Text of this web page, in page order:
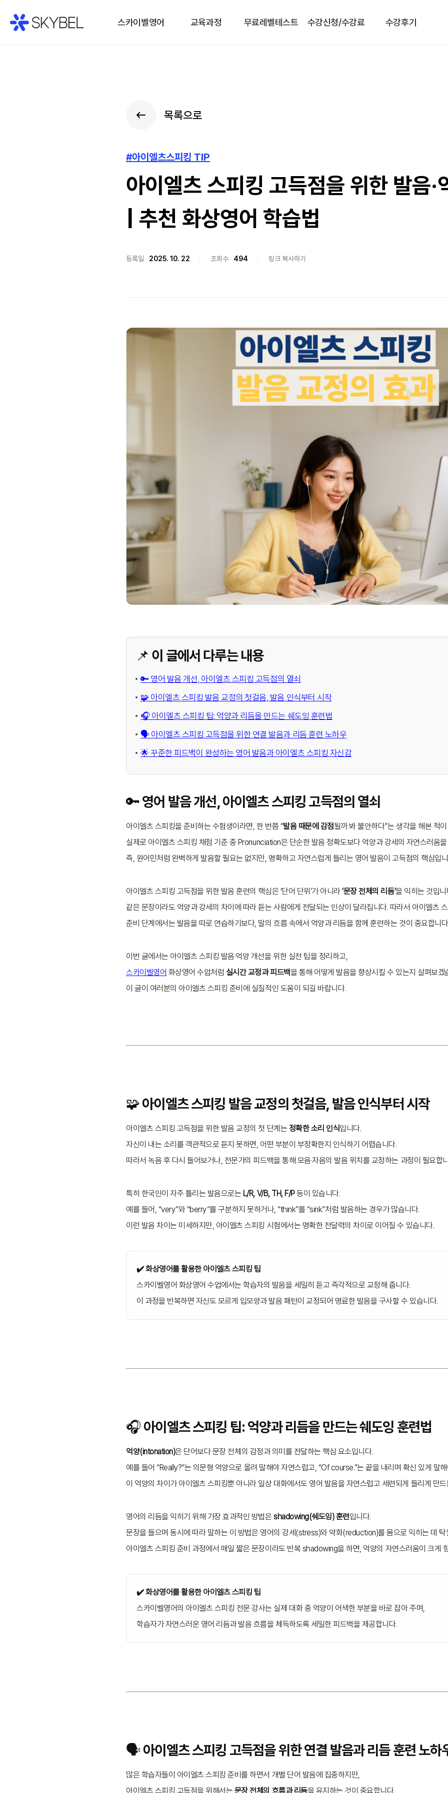
스카이벨영어 교육과정 무료레벨테스트 수강신청/수강료 수강후기
목록으로
#아이엘츠스피킹 TIP
아이엘츠 스피킹 고득점을 위한 발음·
| 추천 화상영어 학습법
등록일 2025. 10. 22 조회수 494 링크 복사하기
📌 이 글에서 다루는 내용
🔑 영어 발음 개선, 아이엘츠 스피킹 고득점의 열쇠
🧩 아이엘츠 스피킹 발음 교정의 첫걸음, 발음 인식부터 시작
🎧 아이엘츠 스피킹 팁: 억양과 리듬을 만드는 쉐도잉 훈련법
🗣️ 아이엘츠 스피킹 고득점을 위한 연결 발음과 리듬 훈련 노하우
🌟 꾸준한 피드백이 완성하는 영어 발음과 아이엘츠 스피킹 자신감
🔑 영어 발음 개선, 아이엘츠 스피킹 고득점의 열쇠
아이엘츠 스피킹을 준비하는 수험생이라면, 한 번쯤 “발음 때문에 감점 될까 봐 불안하다”는 생각을 해본 적
실제로 아이엘츠 스피킹 채점 기준 중 Pronunciation은 단순한 발음 정확도보다 억양과 강세의 자연스러움
즉, 원어민처럼 완벽하게 발음할 필요는 없지만, 명확하고 자연스럽게 들리는 영어 발음이 고득점의 핵심입
아이엘츠 스피킹 고득점을 위한 발음 훈련의 핵심은 ‘단어 단위’가 아니라‘문장 전체의 리듬’을 익히는 것입니
같은 문장이라도 억양과 강세의 차이에 따라 듣는 사람에게 전달되는 인상이 달라집니다. 따라서 아이엘츠
준비 단계에서는 발음을 따로 연습하기보다, 말의 흐름 속에서 억양과 리듬을 함께 훈련하는 것이 중요합니
이번 글에서는 아이엘츠 스피킹 발음·억양 개선을 위한 실전 팁을 정리하고,
스카이벨영어 화상영어 수업처럼 실시간 교정과 피드백을 통해 어떻게 발음을 향상시킬 수 있는지 살펴보겠
이 글이 여러분의 아이엘츠 스피킹 준비에 실질적인 도움이 되길 바랍니다.
🧩 아이엘츠 스피킹 발음 교정의 첫걸음, 발음 인식부터 시작
아이엘츠 스피킹 고득점을 위한 발음 교정의 첫 단계는 정확한 소리 인식입니다.
자신이 내는 소리를 객관적으로 듣지 못하면, 어떤 부분이 부정확한지 인식하기 어렵습니다.
따라서 녹음 후 다시 들어보거나, 전문가의 피드백을 통해 모음·자음의 발음 위치를 교정하는 과정이 필요합
특히 한국인이 자주 틀리는 발음으로는 L/R, V/B, TH, F/P등이 있습니다.
예를 들어, “very”와 “berry”를 구분하지 못하거나, “think”를 “sink”처럼 발음하는 경우가 많습니다.
이런 발음 차이는 미세하지만, 아이엘츠 스피킹 시험에서는 명확한 전달력의 차이로 이어질 수 있습니다.
✔️ 화상영어를 활용한 아이엘츠 스피킹 팁
스카이벨영어 화상영어 수업에서는 학습자의 발음을 세밀히 듣고 즉각적으로 교정해 줍니다.
이 과정을 반복하면 자신도 모르게 입모양과 발음 패턴이 교정되어 명료한 발음을 구사할 수 있습니다.
🎧 아이엘츠 스피킹 팁: 억양과 리듬을 만드는 쉐도잉 훈련법
억양(intonation)은 단어보다 문장 전체의 감정과 의미를 전달하는 핵심 요소입니다.
예를 들어 “Really?”는 의문형 억양으로 올려 말해야 자연스럽고, “Of course.”는 끝을 내리며 확신 있게 말
이 억양의 차이가 아이엘츠 스피킹뿐 아니라 일상 대화에서도 영어 발음을 자연스럽고 세련되게 들리게 만
영어의 리듬을 익히기 위해 가장 효과적인 방법은shadowing(쉐도잉) 훈련입니다.
문장을 들으며 동시에 따라 말하는 이 방법은 영어의 강세(stress)와 약화(reduction)를 몸으로 익히는 데 탁
아이엘츠 스피킹 준비 과정에서 매일 짧은 문장이라도 반복 shadowing을 하면, 억양의 자연스러움이 크게
✔️ 화상영어를 활용한 아이엘츠 스피킹 팁
스카이벨영어의 아이엘츠 스피킹 전문 강사는 실제 대화 중 억양이 어색한 부분을 바로 잡아 주며,
학습자가 자연스러운 영어 리듬과 발음 흐름을 체득하도록 세밀한 피드백을 제공합니다.
🗣️ 아이엘츠 스피킹 고득점을 위한 연결 발음과 리듬 훈련 노하
많은 학습자들이 아이엘츠 스피킹 준비를 하면서 개별 단어 발음에 집중하지만,
아이엘츠 스피킹 고득점을 위해서는 문장 전체의 흐름과 리듬을 유지하는 것이 중요합니다.